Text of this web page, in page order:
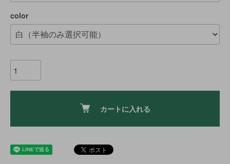
color
カートに入れる